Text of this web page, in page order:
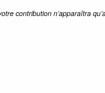
contribution n’apparaîtra